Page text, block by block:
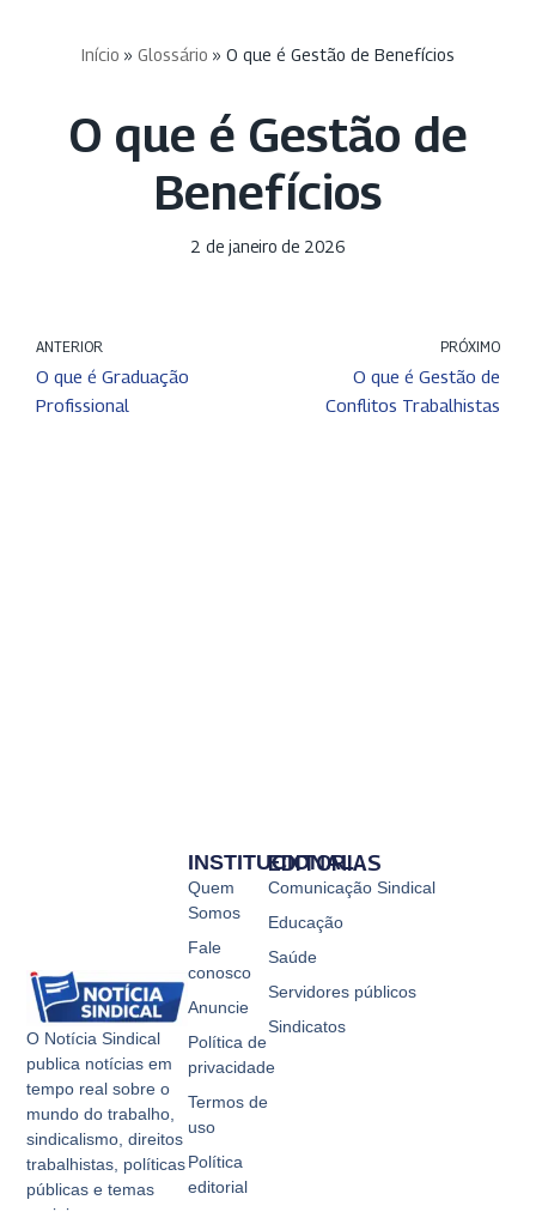
Início » Glossário » O que é Gestão de Benefícios
O que é Gestão de
Benefícios
2 de janeiro de 2026
ANTERIOR
O que é Graduação
Profissional
PRÓXIMO
O que é Gestão de
Conflitos Trabalhistas
O Notícia Sindical
publica notícias em
tempo real sobre o
mundo do trabalho,
sindicalismo, direitos
trabalhistas, políticas
públicas e temas
EDITORIAS
Comunicação Sindical
Educação
Saúde
Servidores públicos
Sindicatos
INSTITUCIONAL
Quem
Somos
Fale
conosco
Anuncie
Política de
privacidade
Termos de
uso
Política
editorial